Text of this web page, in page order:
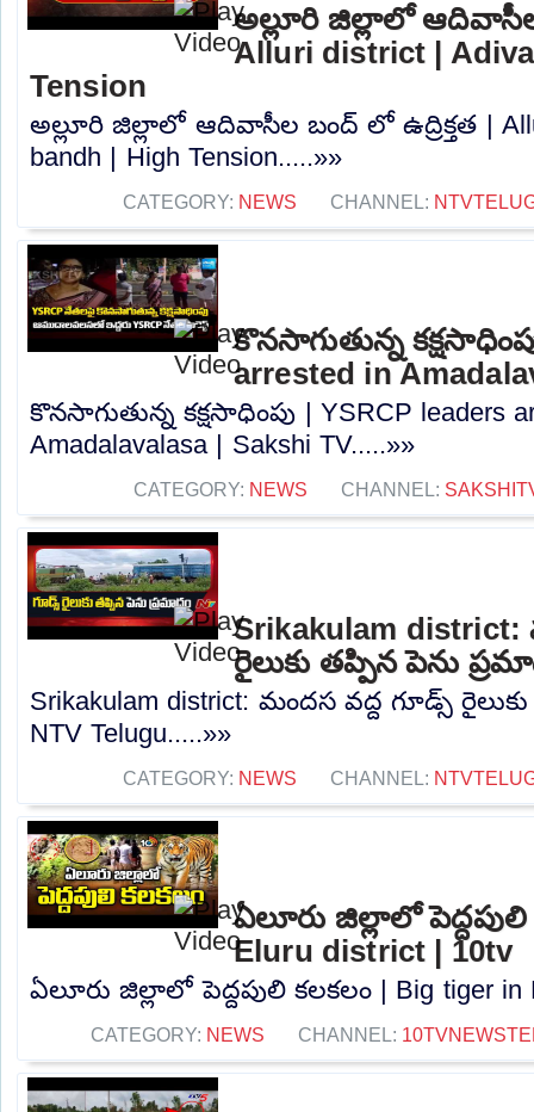
అల్లూరి జిల్లాలో
Alluri district |
Tension
అల్లూరి జిల్లాలో ఆదివాసీల బంద్ లో ఉద్రిక్తత |
bandh | High Tension.....»»
CATEGORY: NEWS CHANNEL:
కొనసాగుతున్న
arrested in
కొనసాగుతున్న కక్షసాధింపు | YSRCP leaders
Amadalavalasa | Sakshi TV.....»»
CATEGORY: NEWS CHANNEL:
Srikakulam district:
రైలుకు తప్పిన పెను
Srikakulam district: మందస వద్ద గూడ్స్
NTV Telugu.....»»
CATEGORY: NEWS CHANNEL:
ఏలూరు జిల్లాలో
Eluru district | 10tv
ఏలూరు జిల్లాలో పెద్దపులి కలకలం | Big tiger in
CATEGORY: NEWS CHANNEL: